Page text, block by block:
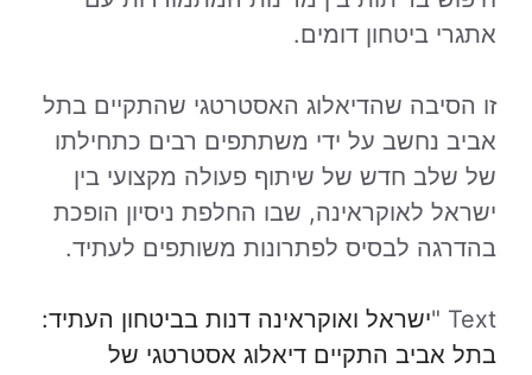
אתגרי ביטחון דומים.
זו הסיבה שהדיאלוג האסטרטגי שהתקיים בתל
אביב נחשב על ידי משתתפים רבים כתחילתו
של שלב חדש של שיתוף פעולה מקצועי בין
ישראל לאוקראינה, שבו החלפת ניסיון הופכת
בהדרגה לבסיס לפתרונות משותפים לעתיד.
Text "
ישראל ואוקראינה דנות בביטחון העתיד:
בתל אביב התקיים דיאלוג אסטרטגי של